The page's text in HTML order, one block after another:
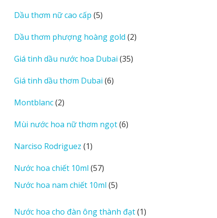
Dầu thơm nữ cao cấp 55
phẩm
Dầu thơm phượng hoàng gold 22
Giá tinh dầu nước hoa Dubai 3535
Giá tinh dầu thơm Dubai 66
Montblanc 22
phẩm
Mùi nước hoa nữ thơm ngọt 66
Narciso Rodriguez 11
phẩm
Nước hoa chiết 10ml 5757
sản
phẩm
Nước hoa nam chiết 10ml 55
phẩm
Nước hoa cho đàn ông thành đạt 11